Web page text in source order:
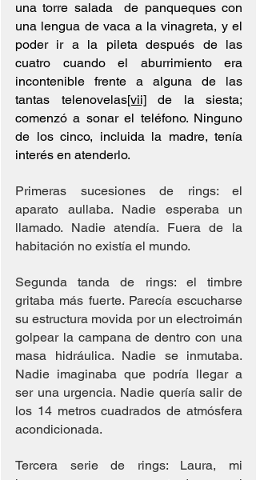
una torre salada  de panqueques con
una lengua de vaca a la vinagreta, y el
poder ir a la pileta después de las
cuatro cuando el aburrimiento era
incontenible frente a alguna de las
tantas telenovelas[vii] de la siesta;
comenzó a sonar el teléfono. Ninguno
de los cinco, incluida la madre, tenía
interés en atenderlo.
Primeras sucesiones de rings: el
aparato aullaba. Nadie esperaba un
llamado. Nadie atendía. Fuera de la
habitación no existía el mundo.
Segunda tanda de rings: el timbre
gritaba más fuerte. Parecía escucharse
su estructura movida por un electroimán
golpear la campana de dentro con una
masa hidráulica. Nadie se inmutaba.
Nadie imaginaba que podría llegar a
ser una urgencia. Nadie quería salir de
los 14 metros cuadrados de atmósfera
acondicionada.
Tercera serie de rings: Laura, mi